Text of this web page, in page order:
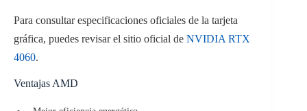
Para consultar especificaciones oficiales de la tarjeta
gráfica, puedes revisar el sitio oficial de NVIDIA RTX
4060.
Ventajas AMD